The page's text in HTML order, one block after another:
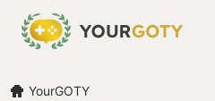
YourGOTY